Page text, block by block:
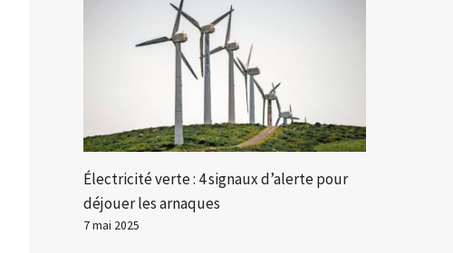
Électricité verte : 4 signaux d’alerte pour
déjouer les arnaques
7 mai 2025